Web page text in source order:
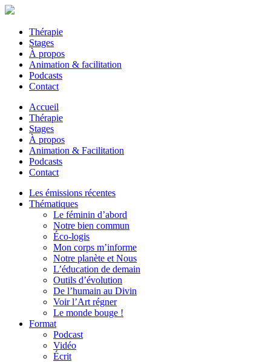
Thérapie
Stages
À propos
Animation & facilitation
Podcasts
Contact
Accueil
Thérapie
Stages
À propos
Animation & Facilitation
Podcasts
Contact
Les émissions récentes
Thématiques
Le féminin d’abord
Notre bien commun
Éco-logis
Mon corps m’informe
Notre planète et Nous
L’éducation de demain
Outils d’évolution
De l’humain au Divin
Voir l’Art régner
Le monde bouge !
Format
Podcast
Vidéo
Écrit